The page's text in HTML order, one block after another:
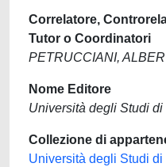
Correlatore,
Tutor o Coordinatori
PETRUCCIANI,
Nome Editore
Università degli Studi
Collezione di
Università degli Studi